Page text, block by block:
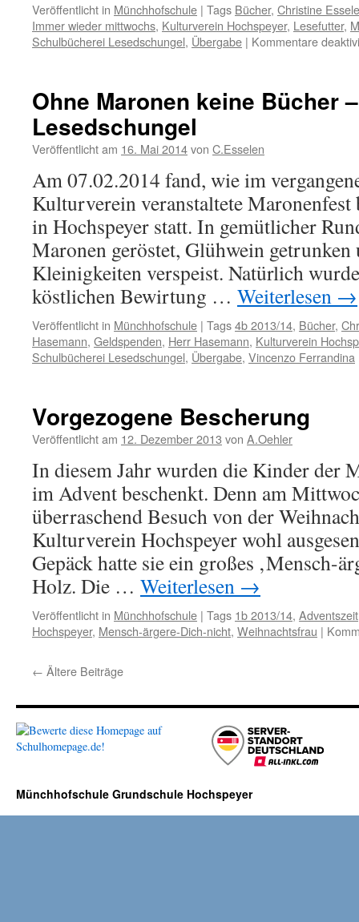
Veröffentlicht in Münchhofschule | Tags Bücher, Christine
Immer wieder mittwochs, Kulturverein Hochspeyer, Lesefutter,
Schulbücherei Lesedschungel, Übergabe | Kommentare
Ohne Maronen keine Bücher
Lesedschungel
Veröffentlicht am 16. Mai 2014von C.Esselen
Am 07.02.2014 fand, wie im
Kulturverein veranstaltete Maronenfest
in Hochspeyer statt. In gemütlicher
Maronen geröstet, Glühwein getrunken
Kleinigkeiten verspeist. Natürlich
köstlichen Bewirtung … Weiterlesen →
Veröffentlicht in Münchhofschule | Tags4b 2013/14, Bücher,
Hasemann, Geldspenden, Herr Hasemann, Kulturverein
Schulbücherei Lesedschungel, Übergabe, Vincenzo Ferrandina
Vorgezogene Bescherung
Veröffentlicht am 12. Dezember 2013 von A.Oehler
In diesem Jahr wurden die Kinder der
im Advent beschenkt. Denn am
überraschend Besuch von der
Kulturverein Hochspeyer wohl
Gepäck hatte sie ein großes ‚Mensch-
Holz. Die … Weiterlesen →
Veröffentlicht in Münchhofschule | Tags 1b 2013/14, Adventszeit
Hochspeyer, Mensch-ärgere-Dich-nicht, Weihnachtsfrau |
← Ältere Beiträge
Münchhofschule Grundschule Hochspeyer